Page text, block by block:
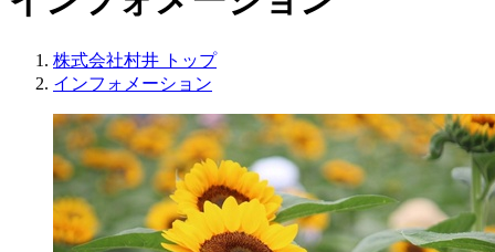
株式会社村井 トップ
インフォメーション